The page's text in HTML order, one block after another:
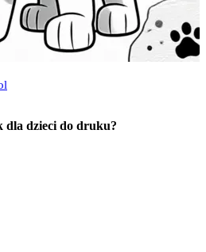
dla dzieci do druku?